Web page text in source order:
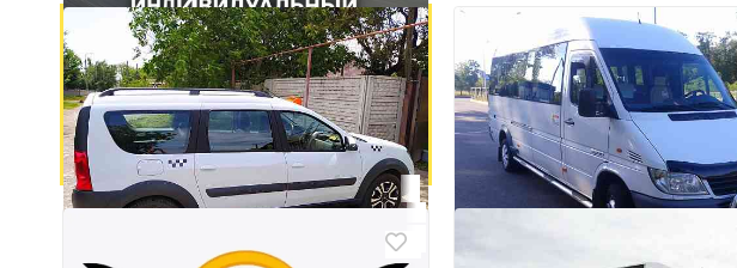
8
Трансфер, пассажирские
перевозки, аренда автомобиля на
свадьбу и торжества.
Донецк